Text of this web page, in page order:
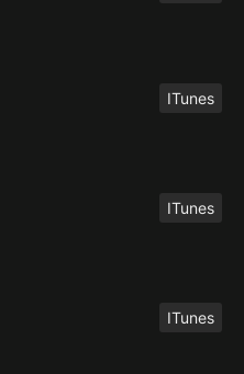
ITunes
ITunes
ITunes